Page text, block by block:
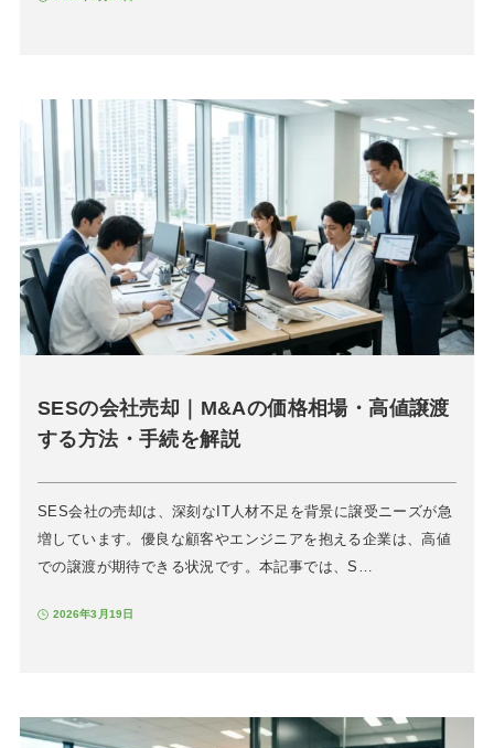
SESの会社売却｜M&Aの価格相場・高値譲渡
する方法・手続を解説
SES会社の売却は、深刻なIT人材不足を背景に譲受ニーズが急
増しています。優良な顧客やエンジニアを抱える企業は、高値
での譲渡が期待できる状況です。本記事では、S…
2026年3月19日